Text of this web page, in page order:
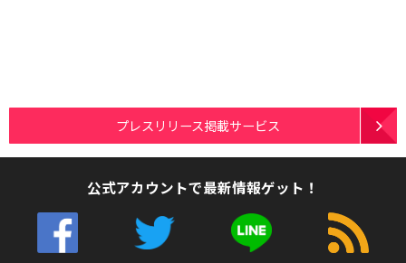
プレスリリース掲載サービス
公式アカウントで最新情報ゲット！